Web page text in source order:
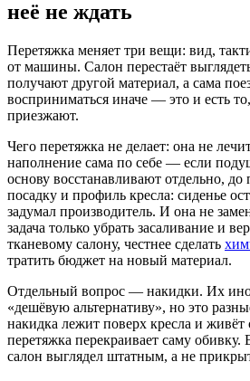
неё не ждать
Перетяжка меняет три вещи: вид,
от машины. Салон перестаёт
получают другой материал, а сама
восприниматься иначе — это и есть
приезжают.
Чего перетяжка не делает: она не
наполнение сама по себе — если
основу восстанавливают отдельно,
посадку и профиль кресла: сиденье
задумал производитель. И она не
задача только убрать засаливание и
тканевому салону, честнее сделать
тратить бюджет на новый материал.
Отдельный вопрос — накидки. Их
«дешёвую альтернативу», но это
накидка лежит поверх кресла и
перетяжка перекраивает саму
салон выглядел штатным, а не